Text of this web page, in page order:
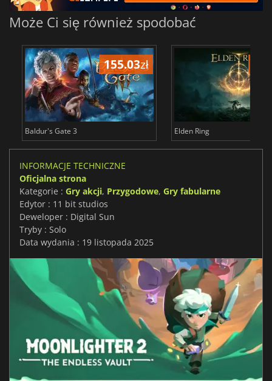
Może Ci się również spodobać
155.03zł
Baldur's Gate 3 Elden Ring
INFORMACJE TECHNICZNE
Oficjalna strona
Kategorie : Gry akcji, Przygodowe, Gry fabularne
Edytor : 11 bit studios
Deweloper : Digital Sun
Tryby : Solo
Data wydania : 19 listopada 2025